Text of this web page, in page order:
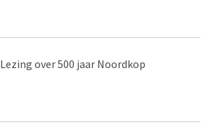
Lezing over 500 jaar Noordkop